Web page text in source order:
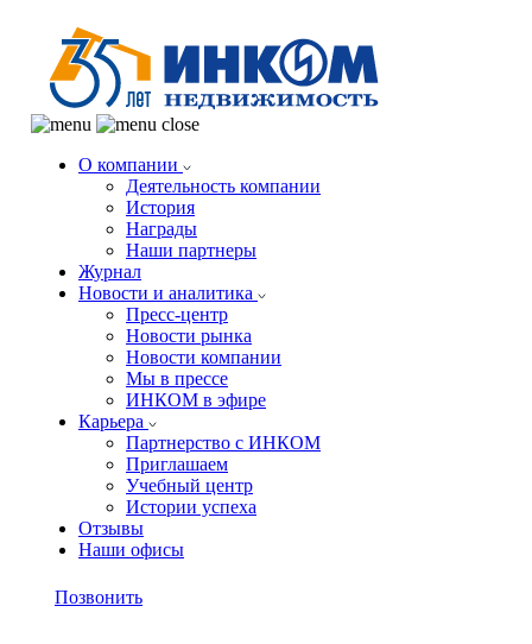
О компании
Деятельность компании
История
Награды
Наши партнеры
Журнал
Новости и аналитика
Пресс-центр
Новости рынка
Новости компании
Мы в прессе
ИНКОМ в эфире
Карьера
Партнерство с ИНКОМ
Приглашаем
Учебный центр
Истории успеха
Отзывы
Наши офисы
Позвонить